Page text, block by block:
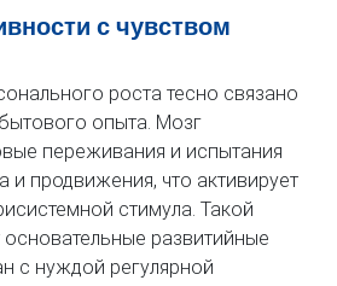
с чувством
роста тесно связано
опыта. Мозг
переживания и испытания
и продвижения, что активирует
стимула. Такой
развитийные
с нуждой регулярной